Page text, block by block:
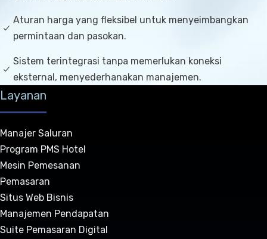
Aturan harga yang fleksibel untuk menyeimbangkan
permintaan dan pasokan.
Sistem terintegrasi tanpa memerlukan koneksi
eksternal, menyederhanakan manajemen.
Layanan
Manajer Saluran
Program PMS Hotel
Mesin Pemesanan
Pemasaran
Situs Web Bisnis
Manajemen Pendapatan
Suite Pemasaran Digital